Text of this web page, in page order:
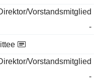
Vorstandsmitglied
-
Vorstandsmitglied
-